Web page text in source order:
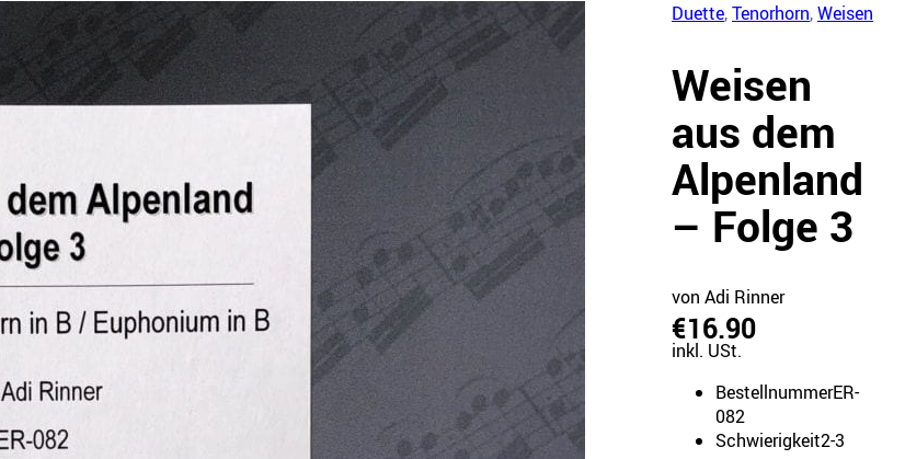
Duette,Tenorhorn,Weisen
Weisen
aus dem
Alpenland
– Folge 3
von Adi Rinner
€16.90
inkl. USt.
BestellnummerER-
082
Schwierigkeit2-3